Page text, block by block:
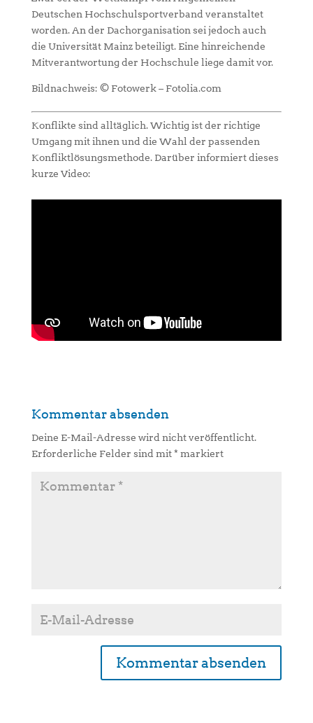
Deutschen Hochschulsportverband veranstaltet
worden. An der Dachorganisation sei jedoch auch
die Universität Mainz beteiligt. Eine hinreichende
Mitverantwortung der Hochschule liege damit vor.
Bildnachweis: © Fotowerk – Fotolia.com
Konflikte sind alltäglich. Wichtig ist der richtige
Umgang mit ihnen und die Wahl der passenden
Konfliktlösungsmethode. Darüber informiert dieses
kurze Video:
Kommentar absenden
Deine E-Mail-Adresse wird nicht veröffentlicht.
Erforderliche Felder sind mit* markiert